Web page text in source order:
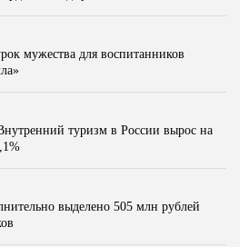
мужества для воспитанников
туризм в России вырос на
выделено 505 млн рублей